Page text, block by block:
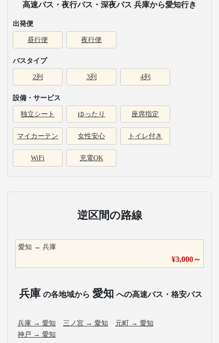
高速バス・夜行バス・深夜バス 兵庫から愛知行き
出発便
昼行便 夜行便
バスタイプ
2列 3列 4列
設備・サービス
独立シート ゆったり 座席指定
マイカーテン 女性安心 トイレ付き
WiFi 充電OK
逆区間の路線
愛知 → 兵庫
¥3,000～
兵庫 の各地域から 愛知 への高速バス・格安バス
兵庫 → 愛知 三ノ宮 → 愛知 元町 → 愛知
神戸 → 愛知